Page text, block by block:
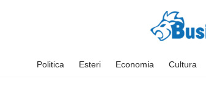
Politica Esteri Economia Cultura